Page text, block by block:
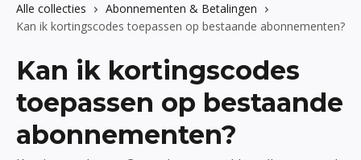
Alle collecties
Abonnementen & Betalingen
Kan ik kortingscodes toepassen op bestaande abonnementen?
Kan ik kortingscodes
toepassen op bestaande
abonnementen?